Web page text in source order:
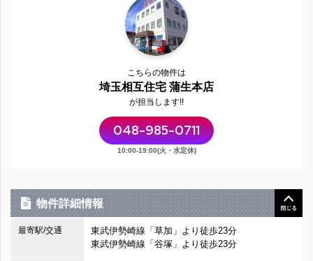
こちらの物件は
埼玉相互住宅 蒲生本店
が担当します!!
048-985-0711
10:00-19:00(火・水定休)
物件詳細情報
最寄駅/交通
東武伊勢崎線「草加」より徒歩23分
東武伊勢崎線「谷塚」より徒歩23分